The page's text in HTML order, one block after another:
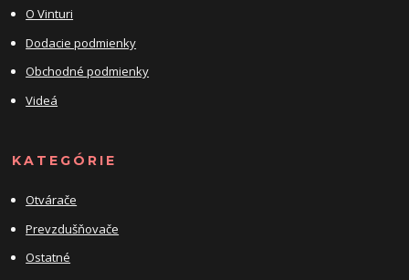
O Vinturi
Dodacie podmienky
Obchodné podmienky
Videá
KATEGÓRIE
Otvárače
Prevzdušňovače
Ostatné